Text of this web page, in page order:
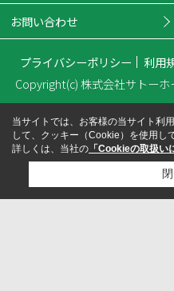
お問い合わせ
プライバシーポリシー 利用
Copyright(c) 株式会社サトー
当サイトでは、お客様の当サイト利
して、クッキー（Cookie）を使用し
詳しくは、当社の 「Cookieの取扱い